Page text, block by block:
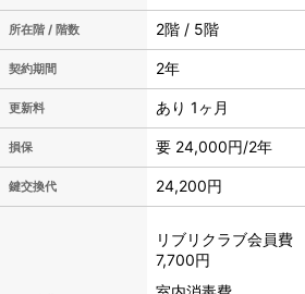
所在階 / 階数 2階 / 5階
契約期間 2年
更新料 あり 1ヶ月
損保 要 24,000円/2年
鍵交換代 24,200円
リブリクラブ会員費
7,700円